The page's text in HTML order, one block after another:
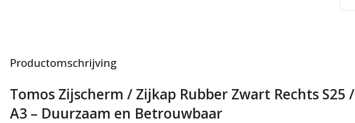
Productomschrijving
Tomos Zijscherm / Zijkap Rubber Zwart Rechts S25 /
A3 – Duurzaam en Betrouwbaar